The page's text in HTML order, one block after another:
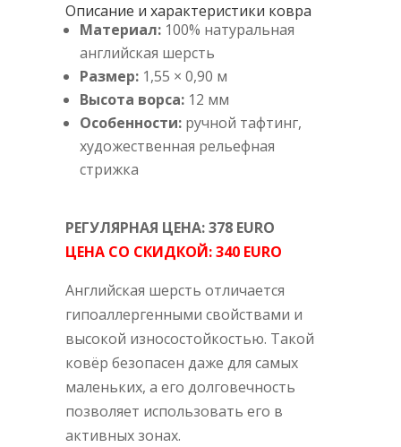
Описание и характеристики ковра
Материал:100% натуральная
английская шерсть
Размер:1,55 × 0,90 м
Высота ворса:12 мм
Особенности:ручной тафтинг,
художественная рельефная
стрижка
РЕГУЛЯРНАЯ ЦЕНА: 378 EURO
ЦЕНА СО СКИДКОЙ: 340 EURO
Английская шерсть отличается
гипоаллергенными свойствами и
высокой износостойкостью. Такой
ковёр безопасен даже для самых
маленьких, а его долговечность
позволяет использовать его в
активных зонах.